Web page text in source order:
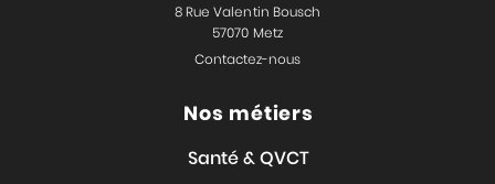
8 Rue Valentin Bousch
57070 Metz
Contactez-nous
Nos métiers
Santé & QVCT